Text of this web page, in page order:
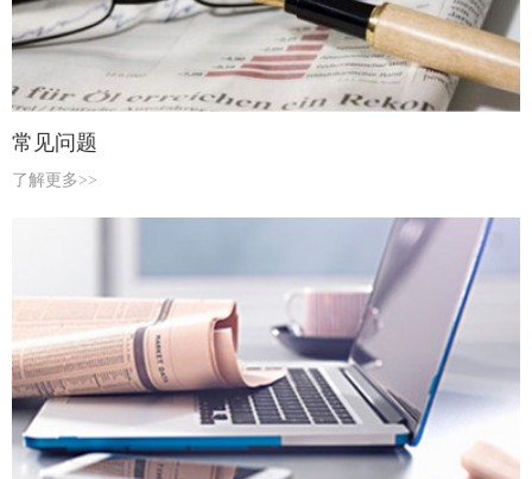
常见问题
了解更多>>